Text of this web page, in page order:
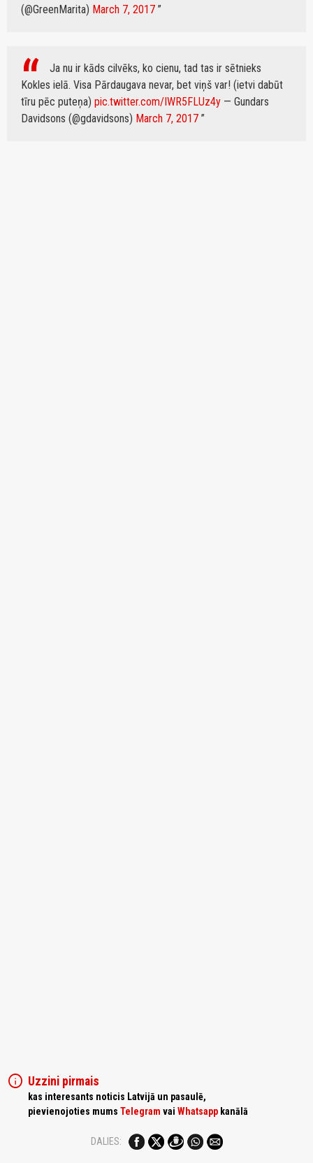
(@GreenMarita) March 7, 2017
Ja nu ir kāds cilvēks, ko cienu, tad tas ir sētnieks
Kokles ielā. Visa Pārdaugava nevar, bet viņš var! (ietvi dabūt
tīru pēc puteņa) pic.twitter.com/IWR5FLUz4y — Gundars
Davidsons (@gdavidsons) March 7, 2017
info Uzzini pirmais
kas interesants noticis Latvijā un pasaulē,
pievienojoties mums Telegram vai Whatsapp kanālā
DALIES: